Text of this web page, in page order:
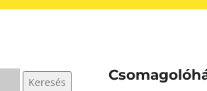
Keresés